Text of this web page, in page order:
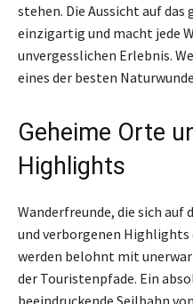
stehen. Die Aussicht auf
einzigartig und macht jede
unvergesslichen Erlebnis.
eines der besten
Geheime Orte
Highlights
Wanderfreunde, die sich auf
und verborgenen Highlights
werden belohnt mit
der Touristenpfade. Ein
beeindruckende Seilbahn